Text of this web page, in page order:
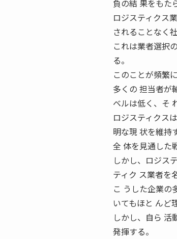
負の結 果をもた
ロジスティクス
されることなく
これは業者選択
る。
このことが頻繁
多くの 担当者が
ベルは低く、そ
ロジスティクス
明な現 状を維持
全 体を見通した
しかし、ロジス
ティク ス業者を
こ うした企業の
いてもほと んど
しかし、自ら 活
発揮する。